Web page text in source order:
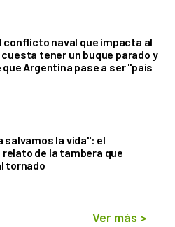
conflicto naval que impacta al
tener un buque parado y
que Argentina pase a ser "país
salvamos la vida": el
de la tambera que
tornado
Ver más >